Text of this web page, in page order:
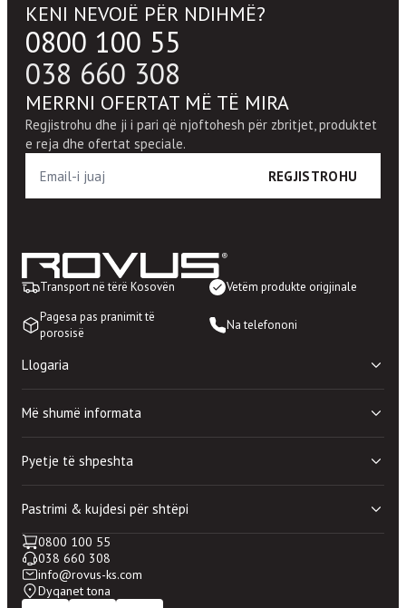
KENI NEVOJË PËR NDIHMË?
0800 100 55
038 660 308
MERRNI OFERTAT MË TË MIRA
Regjistrohu dhe ji i pari që njoftohesh për zbritjet, produktet
e reja dhe ofertat speciale.
REGJISTROHU
Transport në tërë Kosovën
Vetëm produkte origjinale
Pagesa pas pranimit të
porosisë
Na telefononi
Llogaria
Lista e deshirave
Porosite e mia
Llogaria ime
Më shumë informata
Rregullat dhe kushtet e perdorimit
100% blerje e sigurtë
Mirëmbajtje shtesë
Pyetje të shpeshta
Kontakti
Pyetje të përgjithshme
Si të bëj porosinë?
Si ti përdorim kuponat?
Pastrimi & kujdesi për shtëpi
Pastrimi & kujdesi për shtëpi
Mirëmbajtja e shtëpisë
Kujdesi për rroba
Pastrimi Nano
0800 100 55
038 660 308
info@rovus-ks.com
Dyqanet tona